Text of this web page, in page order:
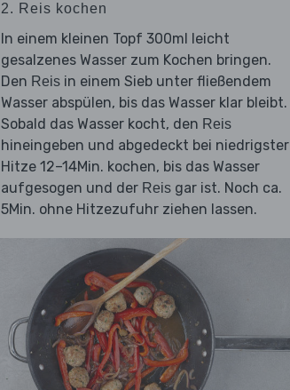
2. Reis kochen
In einem kleinen Topf 300ml leicht
gesalzenes Wasser zum Kochen bringen.
Den Reisin einem Sieb unter fließendem
Wasser abspülen, bis das Wasser klar bleibt.
Sobald das Wasser kocht, den Reis
hineingeben und abgedeckt bei niedrigster
Hitze 12–14Min. kochen, bis das Wasser
aufgesogen und der Reisgar ist. Noch ca.
5Min. ohne Hitzezufuhr ziehen lassen.